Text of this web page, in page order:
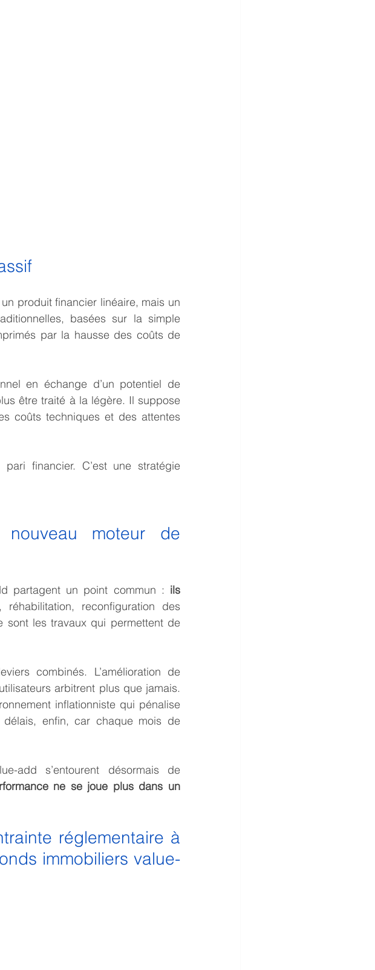
produit financier linéaire, mais un
basées sur la simple
par la hausse des coûts de
en échange d’un potentiel de
être traité à la légère. Il suppose
coûts techniques et des attentes
financier. C’est une stratégie
moteur de
partagent un point commun : ils
réhabilitation, reconfiguration des
sont les travaux qui permettent de
combinés. L’amélioration de
arbitrent plus que jamais.
inflationniste qui pénalise
enfin, car chaque mois de
add s’entourent désormais de
ne se joue plus dans un
réglementaire à
immobiliers value-